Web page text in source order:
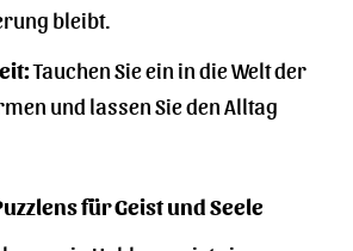
bleibt.
Tauchen Sie ein in die Welt der
und lassen Sie den Alltag
für Geist und Seele